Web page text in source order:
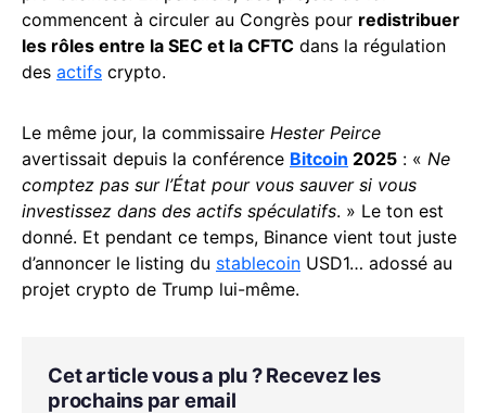
commencent à circuler au Congrès pour redistribuer
les rôles entre la SEC et la CFTC dans la régulation
des actifs crypto.
Le même jour, la commissaire Hester Peirce
avertissait depuis la conférence Bitcoin 2025 : « Ne
comptez pas sur l’État pour vous sauver si vous
investissez dans des actifs spéculatifs. » Le ton est
donné. Et pendant ce temps, Binance vient tout juste
d’annoncer le listing du stablecoin USD1… adossé au
projet crypto de Trump lui-même.
Cet article vous a plu ? Recevez les
prochains par email